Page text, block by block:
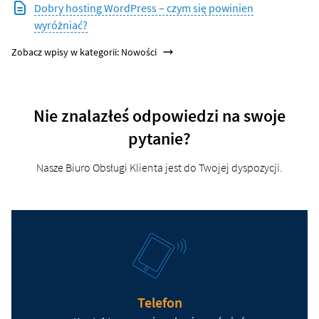
Dobry hosting WordPress – czym się powinien
wyróżniać?
Zobacz wpisy w kategorii: Nowości
Nie znalazłeś odpowiedzi na swoje
pytanie?
Nasze Biuro Obsługi Klienta jest do Twojej dyspozycji.
Telefon